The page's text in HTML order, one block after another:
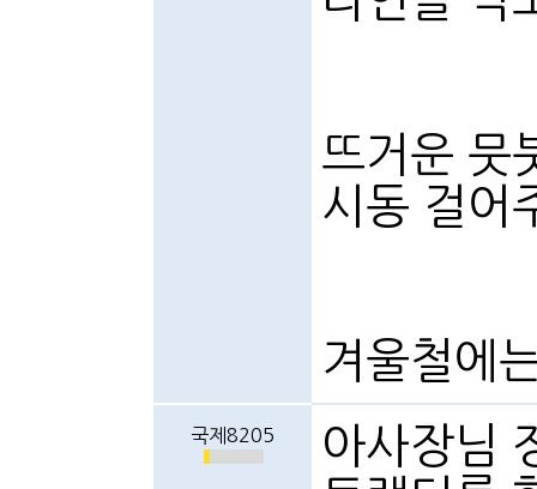
뜨거운 뭇
시동 걸어
겨울철에
국제8205
아사장님